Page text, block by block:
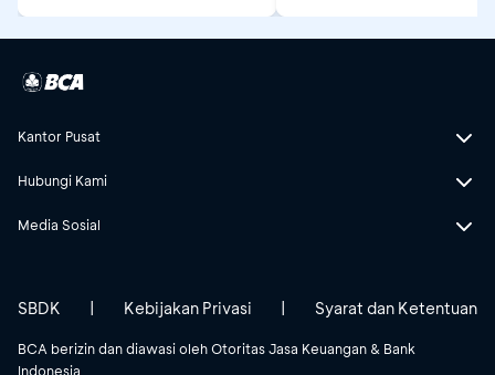
Kantor Pusat
Hubungi Kami
Media Sosial
BCA berizin dan diawasi oleh Otoritas Jasa Keuangan & Bank
Indonesia
SBDK | Kebijakan Privasi | Syarat dan Ketentuan